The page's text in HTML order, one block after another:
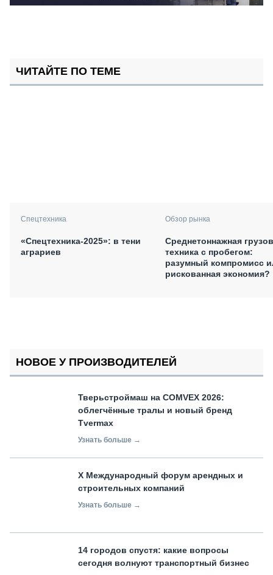
ЧИТАЙТЕ ПО ТЕМЕ
Спецтехника
«Спецтехника-2025»: в тени
аграриев
Обзор рынка
Среднетоннажная
техника с пробегом:
разумный компромисс
рискованная экономия?
НОВОЕ У ПРОИЗВОДИТЕЛЕЙ
Тверьстроймаш на COMVEX 2026:
облегчённые тралы и новый бренд
Tvermax
Узнать больше →
X Международный форум арендных и
строительных компаний
Узнать больше →
14 городов спустя: какие вопросы
сегодня волнуют транспортный бизнес